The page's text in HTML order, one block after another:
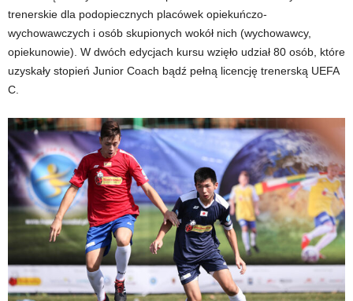
trenerskie dla podopiecznych placówek opiekuńczo-
wychowawczych i osób skupionych wokół nich (wychowawcy,
opiekunowie). W dwóch edycjach kursu wzięło udział 80 osób, które
uzyskały stopień Junior Coach bądź pełną licencję trenerską UEFA
C.